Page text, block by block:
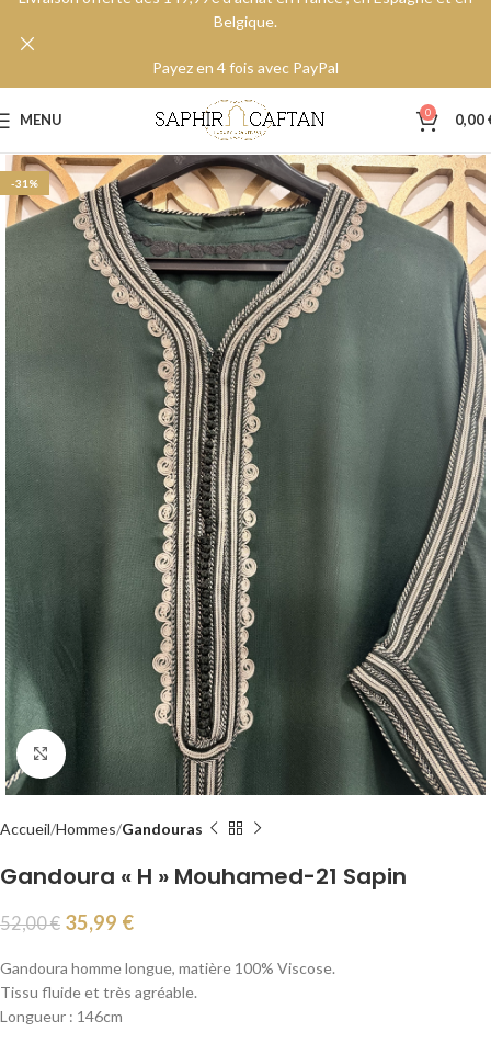
MENU 0 0,00
-31%
Agrandir
Accueil Hommes Gandouras
Gandoura « H » Mouhamed-21 Sapin
52,00€ 35,99 €
Gandoura homme longue, matière 100% Viscose.
Tissu fluide et très agréable.
Longueur : 146cm
Belgique.
Payez en 4 fois avec PayPal